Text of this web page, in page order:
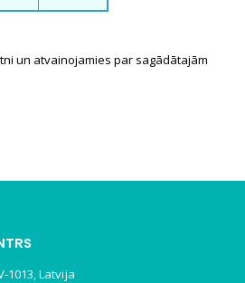
un atvainojamies par sagādātajām
1013, Latvija